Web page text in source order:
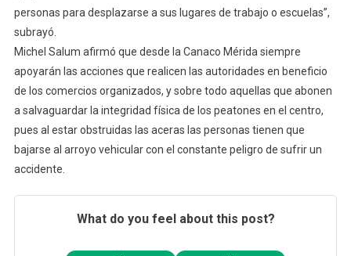
personas para desplazarse a sus lugares de trabajo o escuelas”,
subrayó.
Michel Salum afirmó que desde la Canaco Mérida siempre
apoyarán las acciones que realicen las autoridades en beneficio
de los comercios organizados, y sobre todo aquellas que abonen
a salvaguardar la integridad física de los peatones en el centro,
pues al estar obstruidas las aceras las personas tienen que
bajarse al arroyo vehicular con el constante peligro de sufrir un
accidente.
What do you feel about this post?